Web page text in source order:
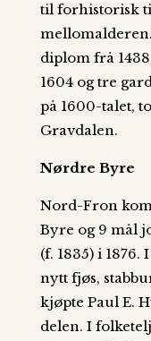
til forhistorisk
diplom frå
1604 og tre
på 1600-talet,
Gravdalen.
Nørdre Byre
Nord-Fron
Byre og 9 mål
(f. 1835) i
nytt fjøs,
kjøpte Paul E.
delen. I